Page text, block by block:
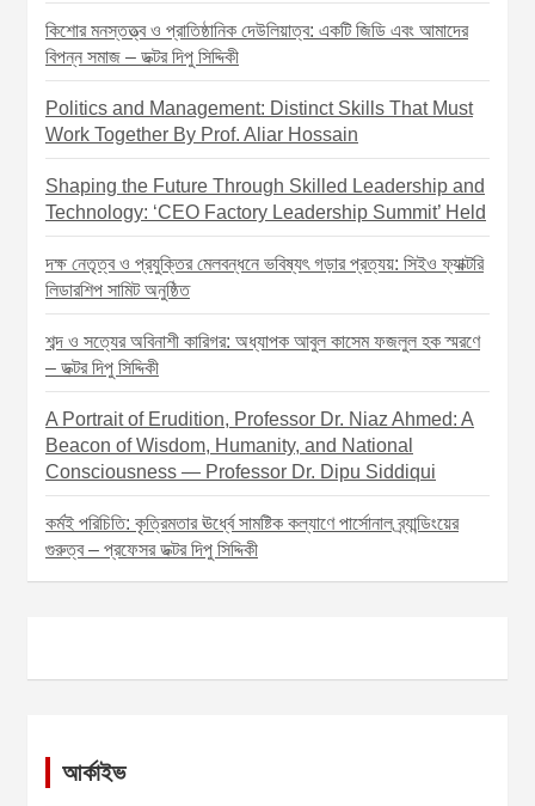
কিশোর মনস্তত্ত্ব ও প্রাতিষ্ঠানিক দেউলিয়াত্ব: একটি জিডি এবং আমাদের
বিপন্ন সমাজ – ডক্টর দিপু সিদ্দিকী
Politics and Management: Distinct Skills That Must
Work Together By Prof. Aliar Hossain
Shaping the Future Through Skilled Leadership and
Technology: ‘CEO Factory Leadership Summit’ Held
দক্ষ নেতৃত্ব ও প্রযুক্তির মেলবন্ধনে ভবিষ্যৎ গড়ার প্রত্যয়: সিইও ফ্যাক্টরি
লিডারশিপ সামিট অনুষ্ঠিত
শব্দ ও সত্যের অবিনাশী কারিগর: অধ্যাপক আবুল কাসেম ফজলুল হক স্মরণে
– ডক্টর দিপু সিদ্দিকী
A Portrait of Erudition, Professor Dr. Niaz Ahmed: A
Beacon of Wisdom, Humanity, and National
Consciousness — Professor Dr. Dipu Siddiqui
কর্মই পরিচিতি: কৃত্রিমতার ঊর্ধ্বে সামষ্টিক কল্যাণে পার্সোনাল ব্র্যান্ডিংয়ের
গুরুত্ব – প্রফেসর ডক্টর দিপু সিদ্দিকী
আর্কাইভ